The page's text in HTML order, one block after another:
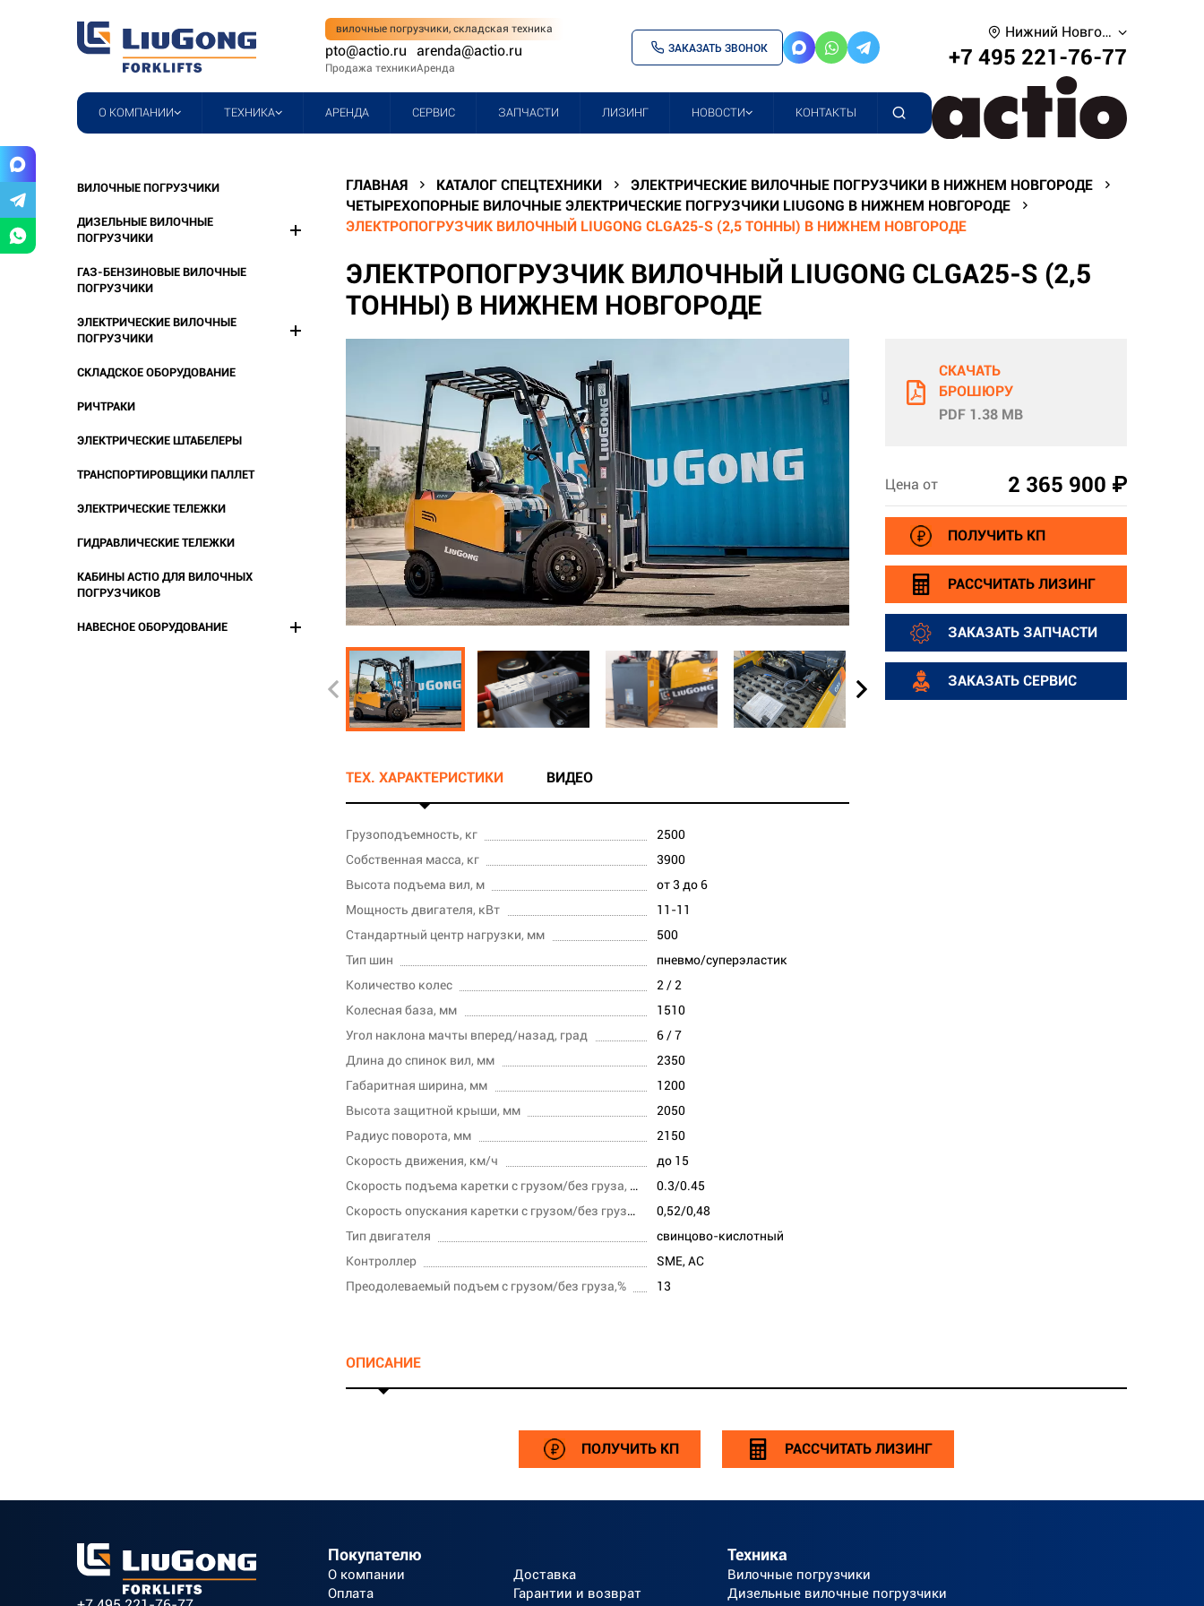
вилочные погрузчики, складская техника
pto@actio.ru
Продажа техники
arenda@actio.ru
Аренда
ЗАКАЗАТЬ ЗВОНОК
Нижний Новгород
+7 495 221-76-77
О КОМПАНИИ ТЕХНИКА АРЕНДА СЕРВИС ЗАПЧАСТИ ЛИЗИНГ НОВОСТИ КОНТАКТЫ
ВИЛОЧНЫЕ ПОГРУЗЧИКИ
ДИЗЕЛЬНЫЕ ВИЛОЧНЫЕ
ПОГРУЗЧИКИ
ГАЗ-БЕНЗИНОВЫЕ ВИЛОЧНЫЕ
ПОГРУЗЧИКИ
ЭЛЕКТРИЧЕСКИЕ ВИЛОЧНЫЕ
ПОГРУЗЧИКИ
СКЛАДСКОЕ ОБОРУДОВАНИЕ
РИЧТРАКИ
ЭЛЕКТРИЧЕСКИЕ ШТАБЕЛЕРЫ
ТРАНСПОРТИРОВЩИКИ ПАЛЛЕТ
ЭЛЕКТРИЧЕСКИЕ ТЕЛЕЖКИ
ГИДРАВЛИЧЕСКИЕ ТЕЛЕЖКИ
КАБИНЫ ACTIO ДЛЯ ВИЛОЧНЫХ
ПОГРУЗЧИКОВ
НАВЕСНОЕ ОБОРУДОВАНИЕ
ГЛАВНАЯ КАТАЛОГ СПЕЦТЕХНИКИ
ЭЛЕКТРИЧЕСКИЕ ВИЛОЧНЫЕ ПОГРУЗЧИКИ В НИЖНЕМ НОВГОРОДЕ
ЧЕТЫРЕХОПОРНЫЕ ВИЛОЧНЫЕ ЭЛЕКТРИЧЕСКИЕ ПОГРУЗЧИКИ LIUGONG В НИЖНЕМ НОВГОРОДЕ
ЭЛЕКТРОПОГРУЗЧИК ВИЛОЧНЫЙ LIUGONG CLGA25-S (2,5 ТОННЫ) В НИЖНЕМ НОВГОРОДЕ
ЭЛЕКТРОПОГРУЗЧИК ВИЛОЧНЫЙ LIUGONG CLGA25-S (2,5
ТОННЫ) В НИЖНЕМ НОВГОРОДЕ
ТЕХ. ХАРАКТЕРИСТИКИ ВИДЕО
Грузоподъемность, кг
2500
Собственная масса, кг
3900
Высота подъема вил, м
от 3 до 6
Мощность двигателя, кВт
11-11
Стандартный центр нагрузки, мм
500
Тип шин
пневмо/суперэластик
Количество колес
2 / 2
Колесная база, мм
1510
Угол наклона мачты вперед/назад, град
6 / 7
Длина до спинок вил, мм
2350
Габаритная ширина, мм
1200
Высота защитной крыши, мм
2050
Радиус поворота, мм
2150
Скорость движения, км/ч
до 15
Скорость подъема каретки с грузом/без груза, м/с
0.3/0.45
Скорость опускания каретки с грузом/без груза,м/сек
0,52/0,48
Тип двигателя
свинцово-кислотный
Контроллер
SME, AC
Преодолеваемый подъем с грузом/без груза,%
13
СКАЧАТЬ
БРОШЮРУ
PDF 1.38 MB
Цена от 2 365 900 ₽
ПОЛУЧИТЬ КП
РАССЧИТАТЬ ЛИЗИНГ
ЗАКАЗАТЬ ЗАПЧАСТИ
ЗАКАЗАТЬ СЕРВИС
ОПИСАНИЕ
ПОЛУЧИТЬ КП РАССЧИТАТЬ ЛИЗИНГ
Покупателю
О компании
Доставка
Оплата
Гарантии и возврат
Техника
Вилочные погрузчики
Дизельные вилочные погрузчики